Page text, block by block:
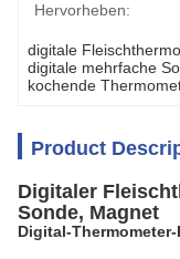
Hervorheben:
digitale
digitale mehrfache
kochende
Product
Digitaler
Sonde, Magnet
Digital-